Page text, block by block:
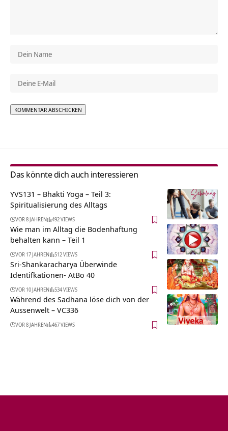
Das könnte dich auch interessieren
YVS131 – Bhakti Yoga – Teil 3:
Spiritualisierung des Alltags
VOR 8 JAHREN 492 VIEWS
Wie man im Alltag die Bodenhaftung
behalten kann – Teil 1
VOR 17 JAHREN 512 VIEWS
Sri-Shankaracharya Überwinde
Identifkationen- AtBo 40
VOR 10 JAHREN 534 VIEWS
Während des Sadhana löse dich von der
Aussenwelt – VC336
VOR 8 JAHREN 467 VIEWS